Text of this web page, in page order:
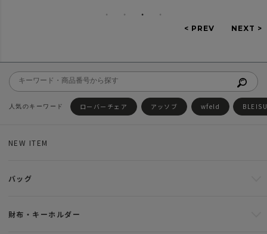
ローバーチェア アッソブ wfeld
NEW ITEM
バッグ
財布・キーホルダー